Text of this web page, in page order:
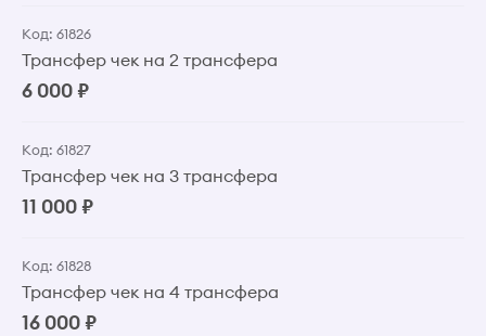
Код: 61826
Трансфер чек на 2 трансфера
6 000 ₽
Код: 61827
Трансфер чек на 3 трансфера
11 000 ₽
Код: 61828
Трансфер чек на 4 трансфера
16 000 ₽